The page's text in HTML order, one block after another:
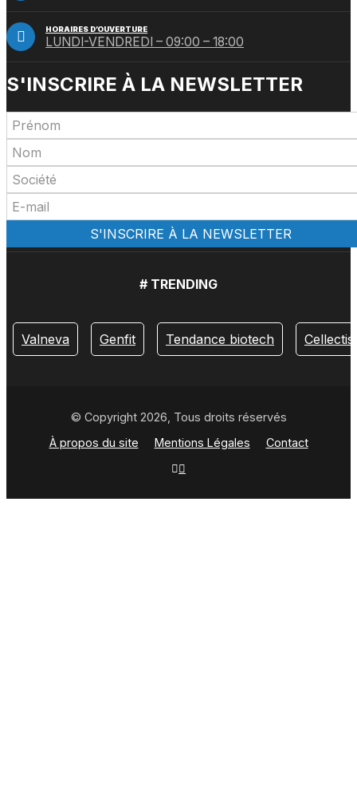
HORAIRES D’OUVERTURE
LUNDI-VENDREDI – 09:00 – 18:00
S'INSCRIRE À LA NEWSLETTER
# TRENDING
Valneva Genfit Tendance biotech Cellectis
© Copyright 2026, Tous droits réservés
À propos du site
Mentions Légales Contact